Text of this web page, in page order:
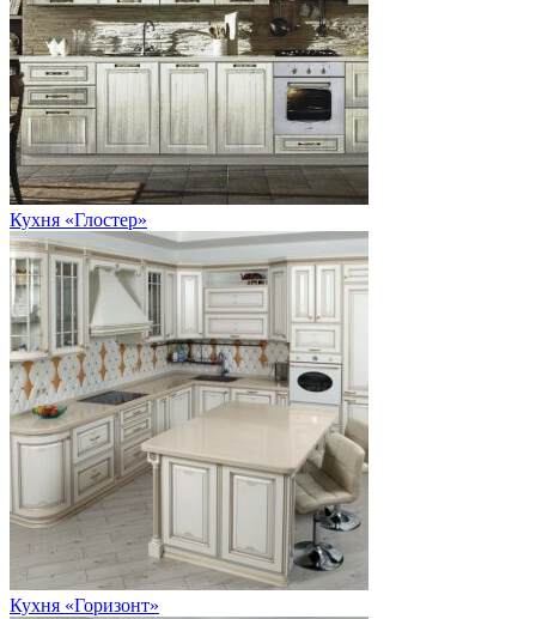
Кухня «Глостер»
Кухня «Горизонт»